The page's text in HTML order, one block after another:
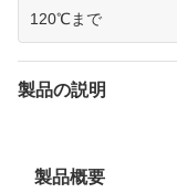
120℃まで
製品の説明
製品概要